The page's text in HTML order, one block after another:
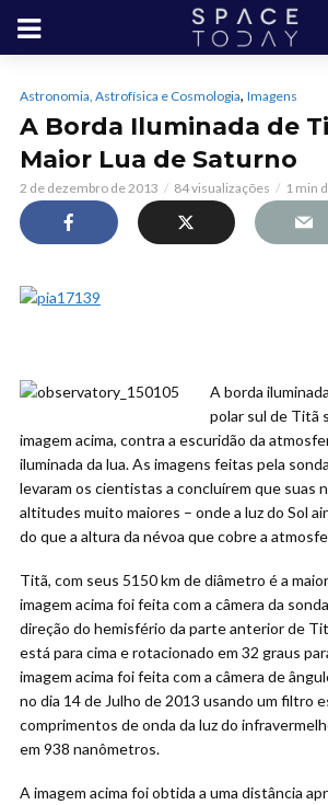
Astronomia, Astrofísica e Cosmologia, Imagens
A Borda Iluminada de
Maior Lua de Saturno
2 de dezembro de 2013 84 visualizações 1 min
A borda
polar sul de Titã
imagem acima, contra a escuridão da
iluminada da lua. As imagens feitas pela
levaram os cientistas a concluírem que suas
altitudes muito maiores – onde a luz do Sol
do que a altura da névoa que cobre a
Titã, com seus 5150 km de diâmetro é a
imagem acima foi feita com a câmera da
direção do hemisfério da parte anterior de
está para cima e rotacionado em 32 graus
imagem acima foi feita com a câmera de
no dia 14 de Julho de 2013 usando um filtro
comprimentos de onda da luz do
em 938 nanômetros.
A imagem acima foi obtida a uma distância